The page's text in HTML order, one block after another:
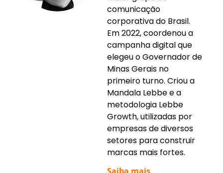
comunicação
corporativa do Brasil.
Em 2022, coordenou a
campanha digital que
elegeu o Governador de
Minas Gerais no
primeiro turno. Criou a
Mandala Lebbe e a
metodologia Lebbe
Growth, utilizadas por
empresas de diversos
setores para construir
marcas mais fortes.